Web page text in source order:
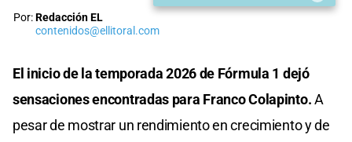
Por:Redacción EL
contenidos@ellitoral.com
El inicio de la temporada 2026 de Fórmula 1 dejó
sensaciones encontradas para Franco Colapinto.A
pesar de mostrar un rendimiento en crecimiento y de